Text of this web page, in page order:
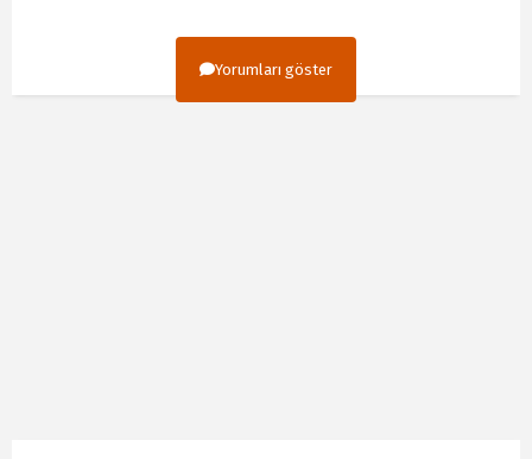
Yorumları göster